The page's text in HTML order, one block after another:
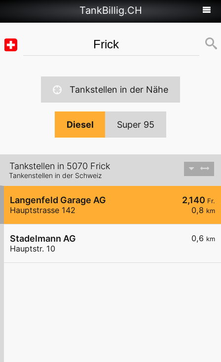
TankBillig.CH
Tankstellen in der Nähe
Diesel Super 95
Tankstellen in 5070 Frick
Tankenstellen in der Schweiz
2,140 Fr.
0,8 km
Langenfeld Garage AG
Hauptstrasse 142
0,6 km
Stadelmann AG
Hauptstr. 10